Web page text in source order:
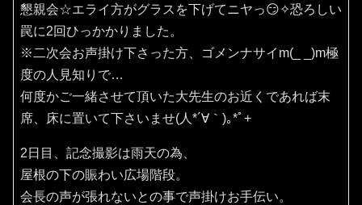
懇親会☆エライ方がグラスを下げてニヤっ😏✧恐ろしい
罠に2回ひっかかりました。
※二次会お声掛け下さった方、ゴメンナサイm(_ _)m極
度の人見知りで…
何度かご一緒させて頂いた大先生のお近くであれば末
席、床に置いて下さいませ(⁠人⁠*⁠´⁠∀⁠｀⁠)⁠｡⁠*ﾟ⁠+
2日目、記念撮影は雨天の為、
屋根の下の賑わい広場階段。
会長の声が張れないとの事で声掛けお手伝い。